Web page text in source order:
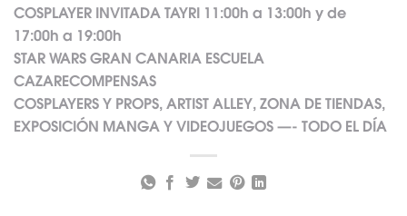
COSPLAYER INVITADA TAYRI 11:00h a 13:00h y de
17:00h a 19:00h
STAR WARS GRAN CANARIA ESCUELA
CAZARECOMPENSAS
COSPLAYERS Y PROPS, ARTIST ALLEY, ZONA DE TIENDAS,
EXPOSICIÓN MANGA Y VIDEOJUEGOS —- TODO EL DÍA